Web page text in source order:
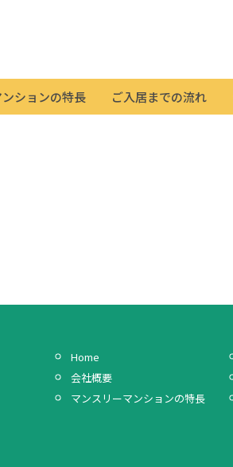
ションの特長 ご入居までの流れ
Home
会社概要
マンスリーマンションの特長